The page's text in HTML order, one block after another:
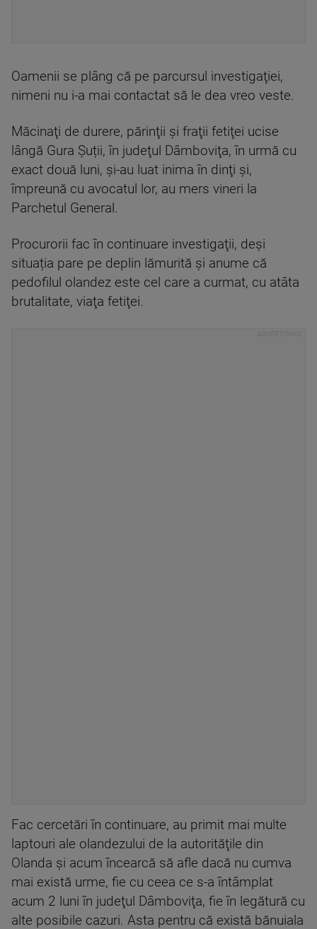
Oamenii se plâng că pe parcursul investigaţiei,
nimeni nu i-a mai contactat să le dea vreo veste.
Măcinaţi de durere, părinţii şi fraţii fetiţei ucise
lângă Gura Șuții, în judeţul Dâmboviţa, în urmă cu
exact două luni, şi-au luat inima în dinţi şi,
împreună cu avocatul lor, au mers vineri la
Parchetul General.
Procurorii fac în continuare investigaţii, deşi
situația pare pe deplin lămurită şi anume că
pedofilul olandez este cel care a curmat, cu atâta
brutalitate, viaţa fetiţei.
Fac cercetări în continuare, au primit mai multe
laptouri ale olandezului de la autorităţile din
Olanda şi acum încearcă să afle dacă nu cumva
mai există urme, fie cu ceea ce s-a întâmplat
acum 2 luni în judeţul Dâmboviţa, fie în legătură cu
alte posibile cazuri. Asta pentru că există bănuiala